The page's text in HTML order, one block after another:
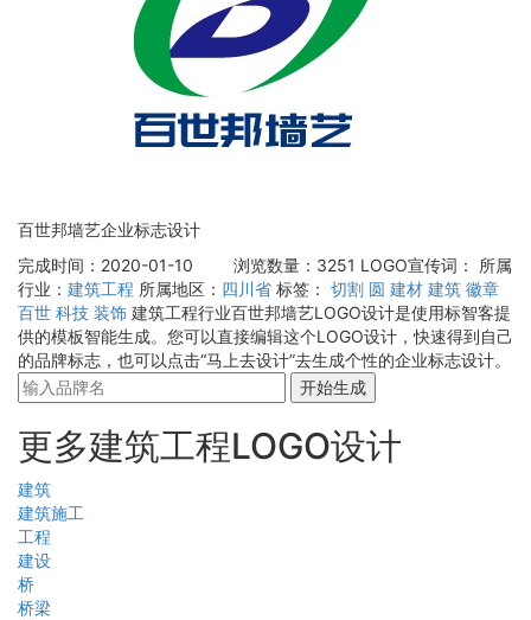
百世邦墙艺企业标志设计
完成时间：2020-01-10
浏览数量：3251 LOGO宣传词：
所属
行业： 建筑工程 所属地区： 四川省 标签： 切割 圆 建材 建筑 徽章
百世 科技 装饰 建筑工程行业百世邦墙艺LOGO设计是使用标智客提
供的模板智能生成。您可以直接编辑这个LOGO设计，快速得到自己
的品牌标志，也可以点击“马上去设计”去生成个性的企业标志设计。
开始生成
更多建筑工程LOGO设计
建筑
建筑施工
工程
建设
桥
桥梁